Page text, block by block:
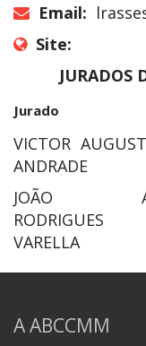
Email:
Site:
JURADOS
Jurado
VICTOR
ANDRADE
JOÃO
RODRIGUES
VARELLA
A ABCCMM